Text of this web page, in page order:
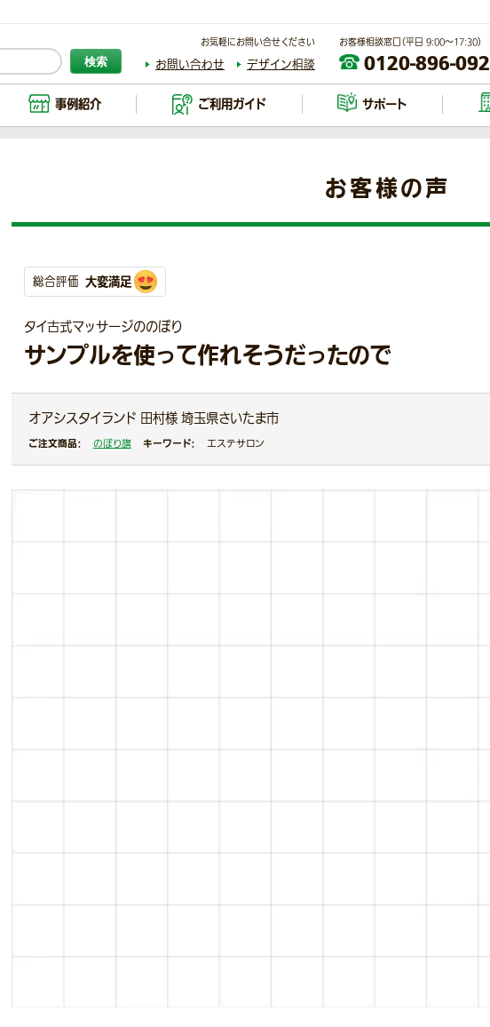
検索
お気軽にお問い合せください
お問い合わせ デザイン相談
お客様相談窓口（平日 9:00～17:30）
0120-896-092
事例紹介 ご利用ガイド サポート
お客様の声
総合評価 大変満足
タイ古式マッサージののぼり
サンプルを使って作れそうだったので
オアシスタイランド 田村様 埼玉県さいたま市
ご注文商品： のぼり旗 キーワード： エステサロン